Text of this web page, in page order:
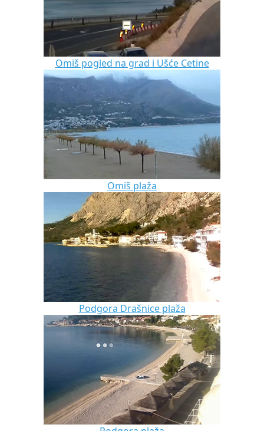
Omiš pogled na grad i Ušće Cetine
Omiš plaža
Podgora Drašnice plaža